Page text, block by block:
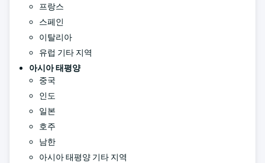
프랑스
스페인
이탈리아
유럽 기타 지역
아시아 태평양
중국
인도
일본
호주
남한
아시아 태평양 기타 지역